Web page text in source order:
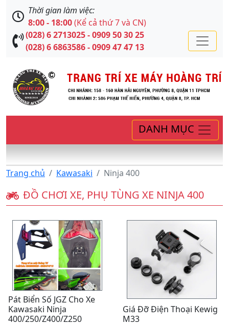
Thời gian làm việc:
8:00 - 18:00(Kể cả thứ 7 và CN)
(028) 6 2713025 - 0909 50 30 25
(028) 6 6863586 - 0909 47 47 13
DANH MỤC
Trang chủ Kawasaki Ninja 400
ĐỒ CHƠI XE, PHỤ TÙNG XE NINJA 400
Pát Biển Số JGZ Cho Xe
Kawasaki Ninja
400/250/Z400/Z250
Giá Đỡ Điện Thoại Kewig
M33